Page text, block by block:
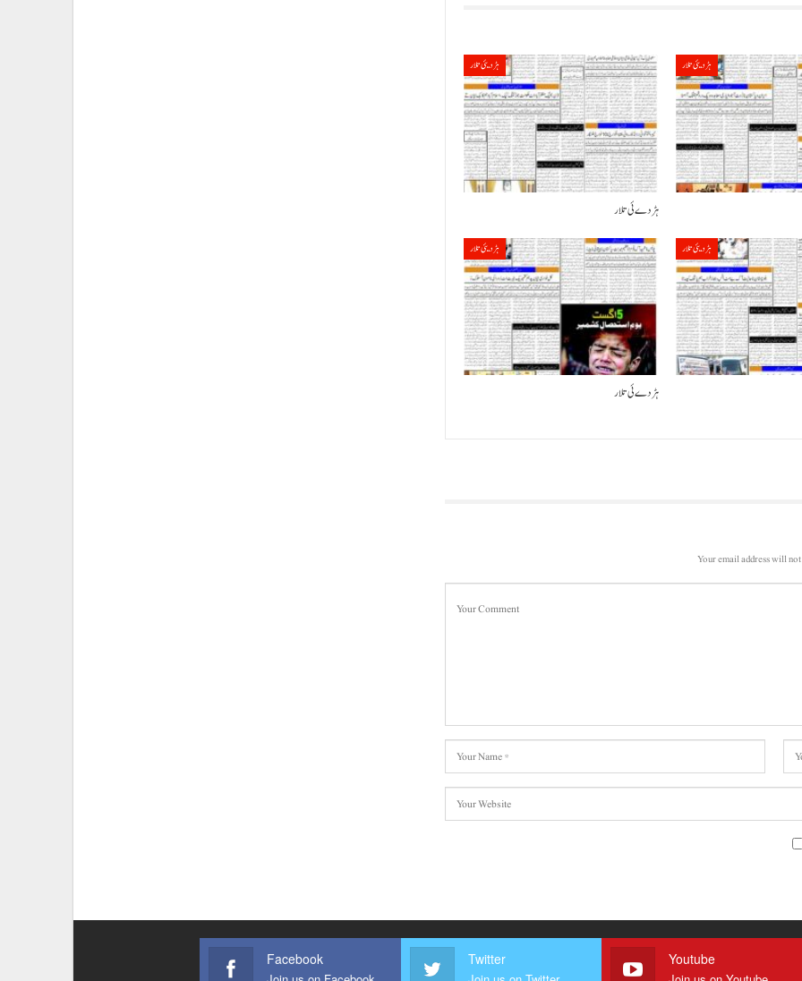
ہڑدیئی تلار
ہڑدے ئی تلار
ہڑدیئی تلار
ہڑدیئی تلار
ہڑدے ئی تلار
ہڑدیئی تلار
Your email address will
Facebook Twitter Youtube